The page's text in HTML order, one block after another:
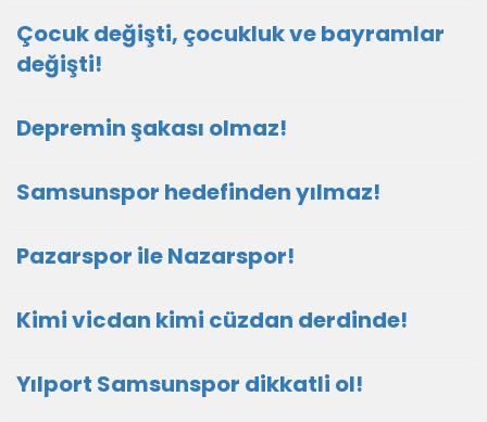
Çocuk değişti, çocukluk ve bayramlar
değişti!
Depremin şakası olmaz!
Samsunspor hedefinden yılmaz!
Pazarspor ile Nazarspor!
Kimi vicdan kimi cüzdan derdinde!
Yılport Samsunspor dikkatli ol!